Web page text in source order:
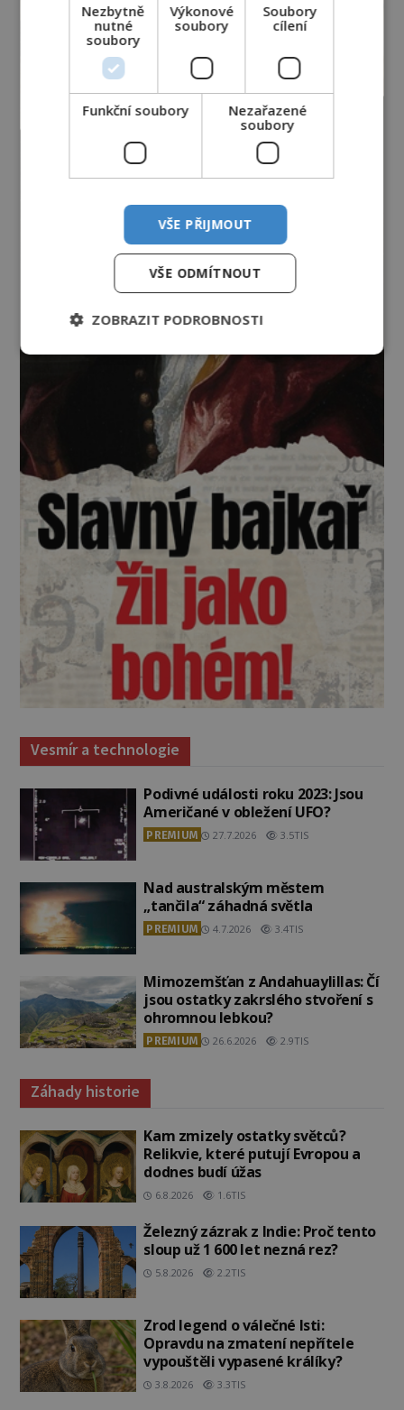
Vesmír a technologie
Podivné události roku 2023: Jsou
Američané v obležení UFO?
PREMIUM 27.7.2026 3.5TIS
Nad australským městem
„tančila“ záhadná světla
PREMIUM 4.7.2026 3.4TIS
Mimozemšťan z Andahuaylillas: Čí
jsou ostatky zakrslého stvoření s
ohromnou lebkou?
PREMIUM 26.6.2026 2.9TIS
Záhady historie
Kam zmizely ostatky světců?
Relikvie, které putují Evropou a
dodnes budí úžas
6.8.2026 1.6TIS
Železný zázrak z Indie: Proč tento
sloup už 1 600 let nezná rez?
5.8.2026 2.2TIS
Zrod legend o válečné lsti:
Opravdu na zmatení nepřítele
vypouštěli vypasené králíky?
3.8.2026 3.3TIS
Nezbytně
nutné
soubory
Výkonové
soubory
Soubory
cílení
Funkční soubory
Nezařazené
soubory
VŠE PŘIJMOUT
VŠE ODMÍTNOUT
ZOBRAZIT PODROBNOSTI